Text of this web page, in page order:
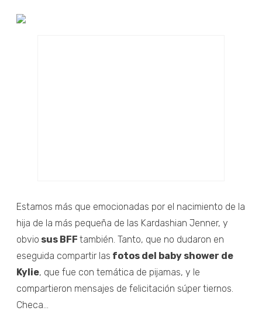
Estamos más que emocionadas por el nacimiento de la
hija de la más pequeña de las Kardashian Jenner, y
obvio sus BFF también. Tanto, que no dudaron en
eseguida compartir las fotos del baby shower de
Kylie, que fue con temática de pijamas, y le
compartieron mensajes de felicitación súper tiernos.
Checa...